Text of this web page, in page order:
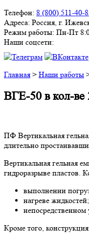
Телефон: 8 (800) 511-40-
Адреса: Россия, г.
Режим работы: Пн-Пт
Наши соцсети:
Главная > Наши работы
ВГЕ-50 в кол-ве
ПФ Вертикальная
длительно
Вертикальная гельная
гидроразрыве пластов.
выполнении
нагреве жидкостей;
непосредственном
Кроме того,